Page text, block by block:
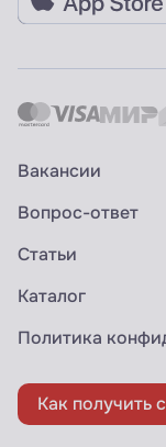
Вакансии
Вопрос-ответ
Статьи
Каталог
Политика
Как получить